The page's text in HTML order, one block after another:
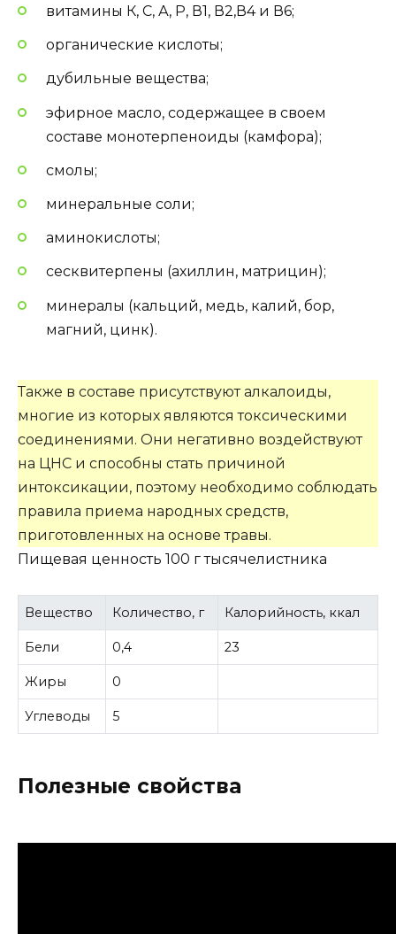
витамины К, С, А, Р, В1, В2,В4 и В6;
органические кислоты;
дубильные вещества;
эфирное масло, содержащее в своем
составе монотерпеноиды (камфора);
смолы;
минеральные соли;
аминокислоты;
сесквитерпены (ахиллин, матрицин);
минералы (кальций, медь, калий, бор,
магний, цинк).
Также в составе присутствуют алкалоиды,
многие из которых являются токсическими
соединениями. Они негативно воздействуют
на ЦНС и способны стать причиной
интоксикации, поэтому необходимо соблюдать
правила приема народных средств,
приготовленных на основе травы.
Пищевая ценность 100 г тысячелистника
Вещество Количество, г Калорийность, ккал
Бели 0,4 23
Жиры 0
Углеводы 5
Полезные свойства